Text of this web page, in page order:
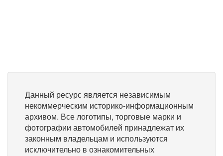
Данный ресурс является независимым
некоммерческим историко-информационным
архивом. Все логотипы, торговые марки и
фотографии автомобилей принадлежат их
законным владельцам и используются
исключительно в ознакомительных